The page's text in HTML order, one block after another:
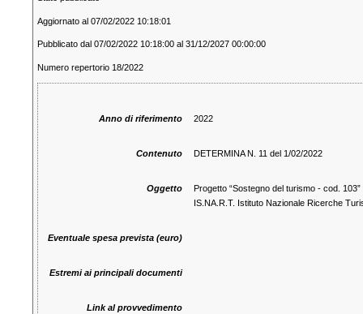
Aggiornato al 07/02/2022 10:18:01
Pubblicato dal 07/02/2022 10:18:00 al 31/12/2027 00:00:00
Numero repertorio 18/2022
Anno di riferimento 2022
Contenuto DETERMINA N. 11 del 1/02/2022
Oggetto
Progetto “Sostegno del turismo - cod.
IS.NA.R.T. Istituto Nazionale Ricerche
Eventuale spesa prevista (euro)
Estremi ai principali documenti
Link al provvedimento